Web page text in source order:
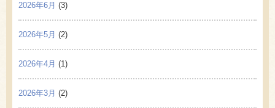
2026年6月 (3)
2026年5月 (2)
2026年4月 (1)
2026年3月 (2)